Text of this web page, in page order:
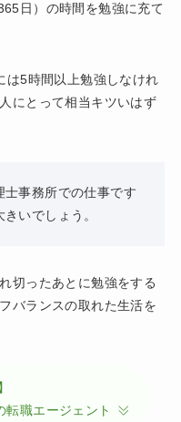
日）の時間を勉強に充て
は5時間以上勉強しなけれ
にとって相当キツいはず
士事務所での仕事です
いでしょう。
切ったあとに勉強をする
バランスの取れた生活を
転職エージェント